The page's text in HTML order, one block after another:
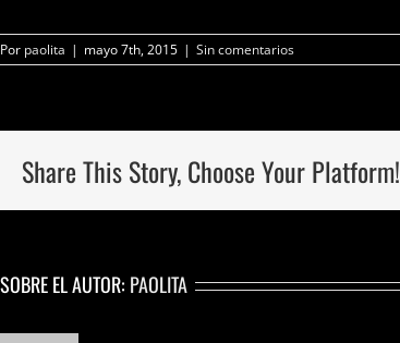
Por paolita | mayo 7th, 2015 | Sin comentarios
Share This Story, Choose Your Platform!
SOBRE EL AUTOR: PAOLITA